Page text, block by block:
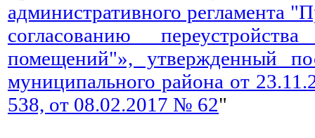
административного регламента
согласованию
помещений"», утвержденный
муниципального района от
538, от 08.02.2017 № 62"